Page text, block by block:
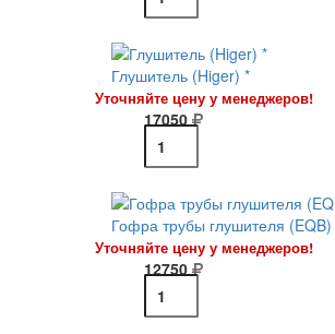
Глушитель (Higer) *
Уточняйте цену у менеджеров!
17050
Гофра трубы глушителя
Уточняйте цену у менеджеров!
12750